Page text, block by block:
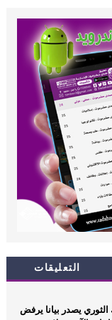
التعليقات
يصدر بيانا يرفض